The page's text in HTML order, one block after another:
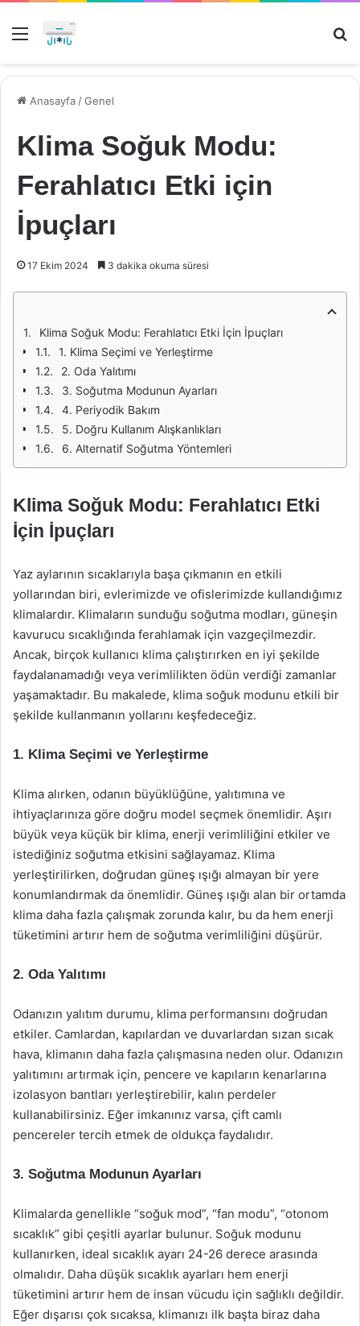
Menü
Anasayfa /Genel
Klima Soğuk Modu:
Ferahlatıcı Etki için
İpuçları
17 Ekim 2024 3 dakika okuma süresi
Klima Soğuk Modu: Ferahlatıcı Etki İçin İpuçları
1. Klima Seçimi ve Yerleştirme
2. Oda Yalıtımı
3. Soğutma Modunun Ayarları
4. Periyodik Bakım
5. Doğru Kullanım Alışkanlıkları
6. Alternatif Soğutma Yöntemleri
Klima Soğuk Modu: Ferahlatıcı Etki
İçin İpuçları
Yaz aylarının sıcaklarıyla başa çıkmanın en etkili
yollarından biri, evlerimizde ve ofislerimizde kullandığımız
klimalardır. Klimaların sunduğu soğutma modları, güneşin
kavurucu sıcaklığında ferahlamak için vazgeçilmezdir.
Ancak, birçok kullanıcı klima çalıştırırken en iyi şekilde
faydalanamadığı veya verimlilikten ödün verdiği zamanlar
yaşamaktadır. Bu makalede, klima soğuk modunu etkili bir
şekilde kullanmanın yollarını keşfedeceğiz.
1. Klima Seçimi ve Yerleştirme
Klima alırken, odanın büyüklüğüne, yalıtımına ve
ihtiyaçlarınıza göre doğru model seçmek önemlidir. Aşırı
büyük veya küçük bir klima, enerji verimliliğini etkiler ve
istediğiniz soğutma etkisini sağlayamaz. Klima
yerleştirilirken, doğrudan güneş ışığı almayan bir yere
konumlandırmak da önemlidir. Güneş ışığı alan bir ortamda
klima daha fazla çalışmak zorunda kalır, bu da hem enerji
tüketimini artırır hem de soğutma verimliliğini düşürür.
2. Oda Yalıtımı
Odanızın yalıtım durumu, klima performansını doğrudan
etkiler. Camlardan, kapılardan ve duvarlardan sızan sıcak
hava, klimanın daha fazla çalışmasına neden olur. Odanızın
yalıtımını artırmak için, pencere ve kapıların kenarlarına
izolasyon bantları yerleştirebilir, kalın perdeler
kullanabilirsiniz. Eğer imkanınız varsa, çift camlı
pencereler tercih etmek de oldukça faydalıdır.
3. Soğutma Modunun Ayarları
Klimalarda genellikle “soğuk mod”, “fan modu”, “otonom
sıcaklık” gibi çeşitli ayarlar bulunur. Soğuk modunu
kullanırken, ideal sıcaklık ayarı 24-26 derece arasında
olmalıdır. Daha düşük sıcaklık ayarları hem enerji
tüketimini artırır hem de insan vücudu için sağlıklı değildir.
Eğer dışarısı çok sıcaksa, klimanızı ilk başta biraz daha